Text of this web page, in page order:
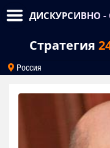
ДИСКУРСИВНО -
Стратегия
Россия